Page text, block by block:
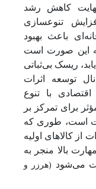
کاهش رشد
تنوع­سازی
باعث بهبود
این صورت است
ریسک بی‌ثباتی
توسعه اثرات
با تنوع
برای تمرکز بر
است، طوری که
کالاهای اولیه
بالا منجر به
می‌شود (هرزر و